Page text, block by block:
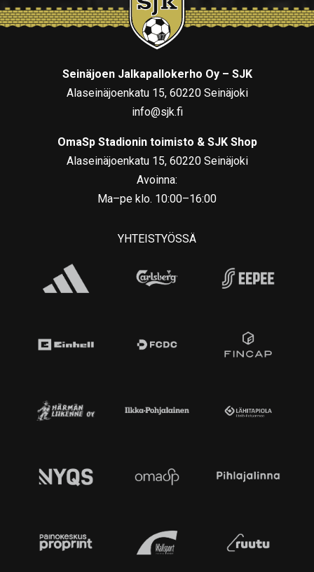
Seinäjoen Jalkapallokerho Oy – SJK
Alaseinäjoenkatu 15, 60220 Seinäjoki
info@sjk.fi
OmaSp Stadionin toimisto & SJK Shop
Alaseinäjoenkatu 15, 60220 Seinäjoki
Avoinna:
Ma–pe klo. 10:00–16:00
YHTEISTYÖSSÄ